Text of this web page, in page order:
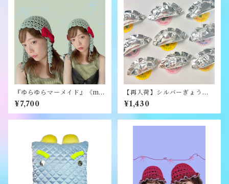
『ゆらゆらマーメイド』《me
rry yarn》
¥7,700
【再入荷】シルバーぎょうざ
ブローチ《むくり》
¥1,430